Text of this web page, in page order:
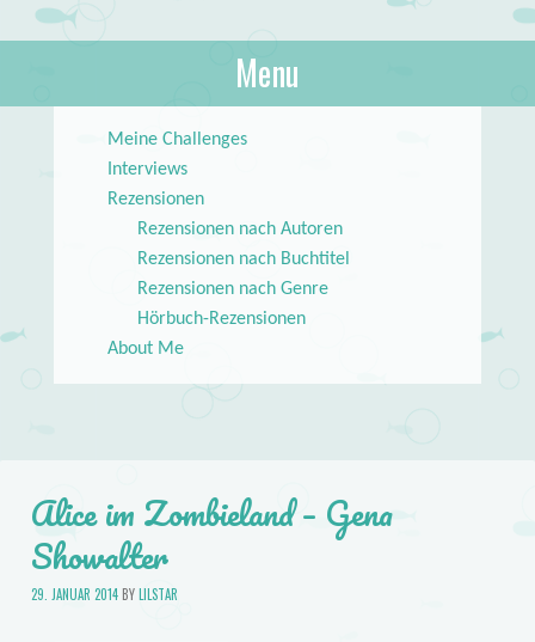
About Books
lilstar.de
Menu
Meine Challenges
Interviews
Rezensionen
Rezensionen nach Autoren
Rezensionen nach Buchtitel
Rezensionen nach Genre
Hörbuch-Rezensionen
About Me
Alice im Zombieland – Gena
Showalter
29. JANUAR 2014BYLILSTAR